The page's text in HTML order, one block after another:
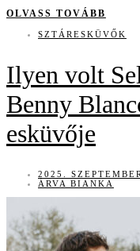
OLVASS TOVÁBB
SZTÁRESKÜVŐK
Ilyen volt
Benny
esküvője
2025.
ÁRVA BIANKA